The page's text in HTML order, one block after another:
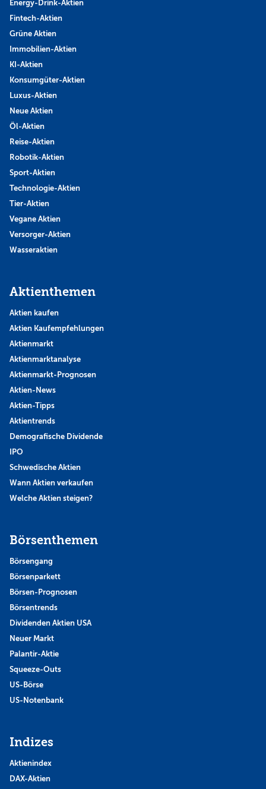
Energy-Drink-Aktien
Fintech-Aktien
Grüne Aktien
Immobilien-Aktien
KI-Aktien
Konsumgüter-Aktien
Luxus-Aktien
Neue Aktien
Öl-Aktien
Reise-Aktien
Robotik-Aktien
Sport-Aktien
Technologie-Aktien
Tier-Aktien
Vegane Aktien
Versorger-Aktien
Wasseraktien
Aktienthemen
Aktien kaufen
Aktien Kaufempfehlungen
Aktienmarkt
Aktienmarktanalyse
Aktienmarkt-Prognosen
Aktien-News
Aktien-Tipps
Aktientrends
Demografische Dividende
IPO
Schwedische Aktien
Wann Aktien verkaufen
Welche Aktien steigen?
Börsenthemen
Börsengang
Börsenparkett
Börsen-Prognosen
Börsentrends
Dividenden Aktien USA
Neuer Markt
Palantir-Aktie
Squeeze-Outs
US-Börse
US-Notenbank
Indizes
Aktienindex
DAX-Aktien